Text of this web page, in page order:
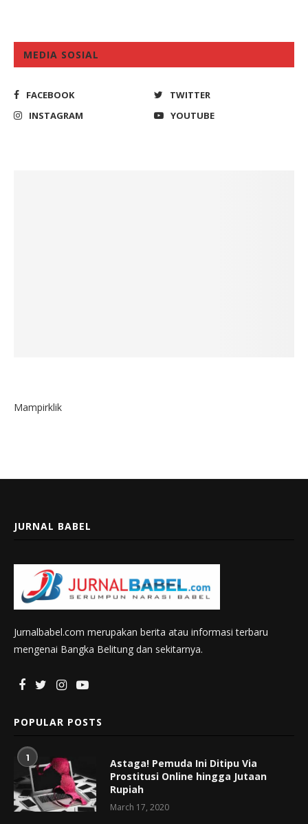
MEDIA SOSIAL
FACEBOOK
TWITTER
INSTAGRAM
YOUTUBE
Mampirklik
JURNAL BABEL
Jurnalbabel.com merupakan berita atau informasi terbaru
mengenai Bangka Belitung dan sekitarnya.
POPULAR POSTS
1
Astaga! Pemuda Ini Ditipu Via
Prostitusi Online hingga Jutaan
Rupiah
March 17, 2020